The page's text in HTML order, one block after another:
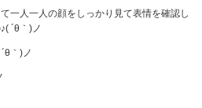
一人一人の顔をしっかり見て表情を確認し
´θ｀)ノ
｀)ノ